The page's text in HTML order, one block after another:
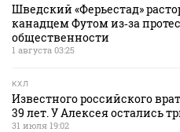
Шведский «Ферьестад»
канадцем Футом из‑за
общественности
1 августа 03:25
КХЛ
Известного российского
39 лет. У Алексея остались
31 июля 19:02